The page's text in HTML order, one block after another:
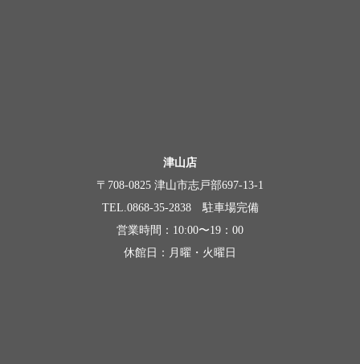
津山店
〒708-0825 津山市志戸部697-13-1
TEL.0868-35-2838 駐車場完備
営業時間：10:00〜19：00
休館日：月曜・火曜日